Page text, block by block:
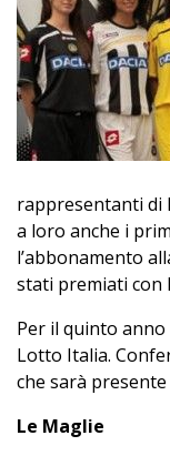
rappresentanti di
a loro anche i
l’abbonamento
stati premiati con
Per il quinto
Lotto Italia.
che sarà
Le Maglie